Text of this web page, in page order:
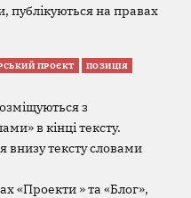
публікуються на правах
ПРОЄКТ ПОЗИЦІЯ
з
в кінці тексту.
внизу тексту словами
«Проекти » та «Блог»,